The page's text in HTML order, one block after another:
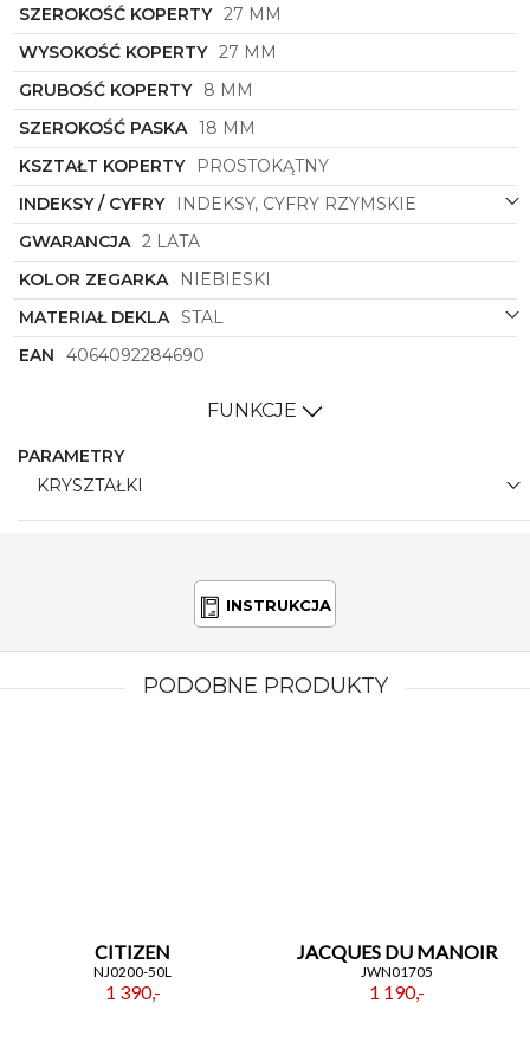
nowoczesnej kobiety, która ceni sobie wysoką jakość
i unikalny design.
SZEROKOŚĆ KOPERTY 27 MM
WYSOKOŚĆ KOPERTY 27 MM
GRUBOŚĆ KOPERTY 8 MM
SZEROKOŚĆ PASKA 18 MM
KSZTAŁT KOPERTY
PROSTOKĄTNY
INDEKSY / CYFRY
INDEKSY, CYFRY RZYMSKIE
GWARANCJA 2 LATA
KOLOR ZEGARKA
NIEBIESKI
MATERIAŁ DEKLA STAL
EAN
4064092284690
FUNKCJE
PARAMETRY
KRYSZTAŁKI
INSTRUKCJA
PODOBNE PRODUKTY
CITIZEN
NJ0200-50L
1 390,-
JACQUES DU MANOIR
JWN01705
1 190,-